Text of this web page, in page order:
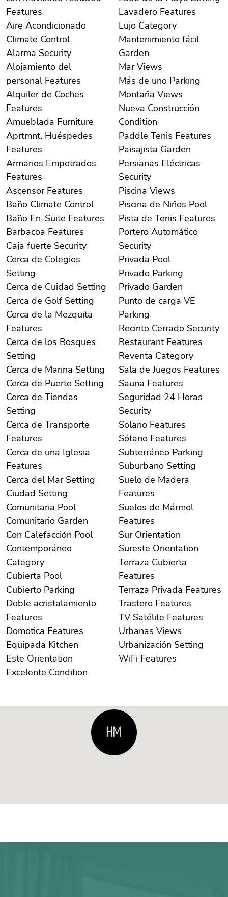
Features
Aire Acondicionado
Climate Control
Alarma Security
Alojamiento del
personal Features
Alquiler de Coches
Features
Amueblada Furniture
Aprtmnt. Huéspedes
Features
Armarios Empotrados
Features
Ascensor Features
Baño Climate Control
Baño En-Suite Features
Barbacoa Features
Caja fuerte Security
Cerca de Colegios
Setting
Cerca de Cuidad Setting
Cerca de Golf Setting
Cerca de la Mezquita
Features
Cerca de los Bosques
Setting
Cerca de Marina Setting
Cerca de Puerto Setting
Cerca de Tiendas
Setting
Cerca de Transporte
Features
Cerca de una Iglesia
Features
Cerca del Mar Setting
Ciudad Setting
Comunitaria Pool
Comunitario Garden
Con Calefacción Pool
Contemporáneo
Category
Cubierta Pool
Cubierto Parking
Doble acristalamiento
Features
Domotica Features
Equipada Kitchen
Este Orientation
Excelente Condition
Lavadero Features
Lujo Category
Mantenimiento fácil
Garden
Mar Views
Más de uno Parking
Montaña Views
Nueva Construcción
Condition
Paddle Tenis Features
Paisajista Garden
Persianas Eléctricas
Security
Piscina Views
Piscina de Niños Pool
Pista de Tenis Features
Portero Automático
Security
Privada Pool
Privado Parking
Privado Garden
Punto de carga VE
Parking
Recinto Cerrado Security
Restaurant Features
Reventa Category
Sala de Juegos Features
Sauna Features
Seguridad 24 Horas
Security
Solario Features
Sótano Features
Subterráneo Parking
Suburbano Setting
Suelo de Madera
Features
Suelos de Mármol
Features
Sur Orientation
Sureste Orientation
Terraza Cubierta
Features
Terraza Privada Features
Trastero Features
TV Satélite Features
Urbanas Views
Urbanización Setting
WiFi Features